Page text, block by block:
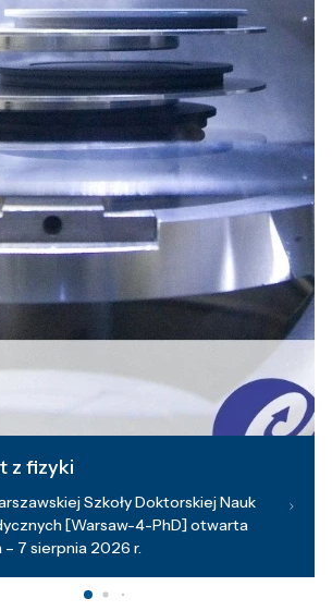
z fizyki
Szkoły Doktorskiej Nauk
[Warsaw-4-PhD] otwarta
7 sierpnia 2026 r.